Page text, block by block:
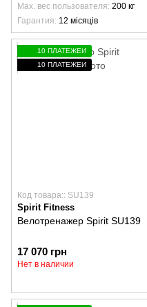
Max. вес пользователя 200 кг
Гарантия 12 місяців
10 ПЛАТЕЖЕЙ
10 ПЛАТЕЖЕЙ
Код товара:: SU139
Spirit Fitness
Велотренажер Spirit SU139
17 070 грн
Нет в наличии